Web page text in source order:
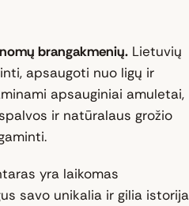
brangakmenių.Lietuvių
apsaugoti nuo ligų ir
apsauginiai amuletai,
ir natūralaus grožio
yra laikomas
savo unikalia ir gilia